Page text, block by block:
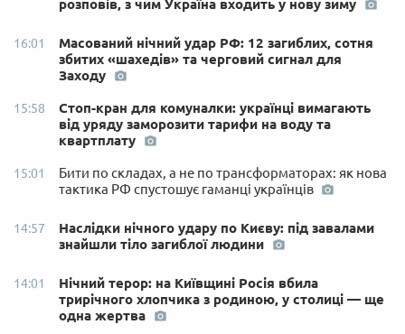
розповів, з чим Україна входить у нову зиму
16:01
Масований нічний удар РФ: 12 загиблих, сотня
збитих «шахедів» та черговий сигнал для
Заходу
15:58
Стоп-кран для комуналки: українці вимагають
від уряду заморозити тарифи на воду та
квартплату
15:01
Бити по складах, а не по трансформаторах: як нова
тактика РФ спустошує гаманці українців
14:57
Наслідки нічного удару по Києву: під завалами
знайшли тіло загиблої людини
14:01
Нічний терор: на Київщині Росія вбила
трирічного хлопчика з родиною, у столиці — ще
одна жертва